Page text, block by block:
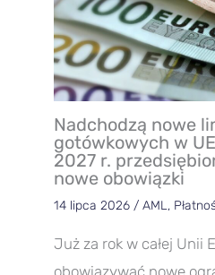
Nadchodzą nowe
gotówkowych w
2027 r.
nowe obowiązki
14 lipca 2026 / AML,
Już za rok w całej Unii